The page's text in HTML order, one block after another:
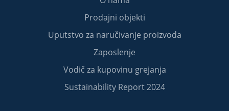
Prodajni objekti
Uputstvo za naručivanje proizvoda
Zaposlenje
Vodič za kupovinu grejanja
Sustainability Report 2024